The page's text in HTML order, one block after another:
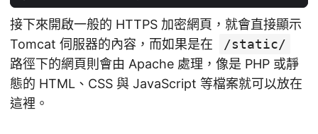
接下來開啟一般的 HTTPS 加密網頁，就會直接顯示
Tomcat 伺服器的內容，而如果是在
/static/
路徑下的網頁則會由 Apache 處理，像是 PHP 或靜
態的 HTML、CSS 與 JavaScript 等檔案就可以放在
這裡。